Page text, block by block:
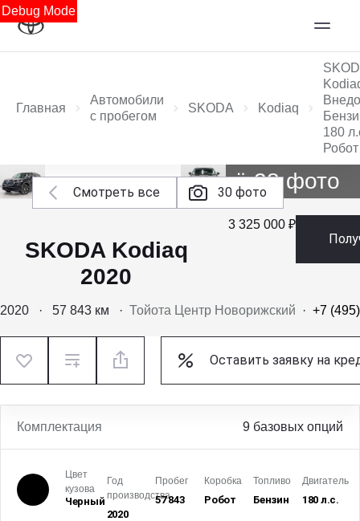
Debug Mode
Главная
Автомобили
с пробегом
SKODA Kodiaq
180
Робот
Смотреть все 30 фото
Ещё 28 фото
SKODA Kodiaq
2020
3 325 000 ₽
2020 · 57 843 км · Тойота Центр Новорижский · +7
Оставить заявку на
Комплектация 9 базовых опций
Цвет
кузова
Черный
Год
производства
2020
Пробег
57 843
Коробка
Робот
Топливо
Бензин
Двигатель
180 л.с.